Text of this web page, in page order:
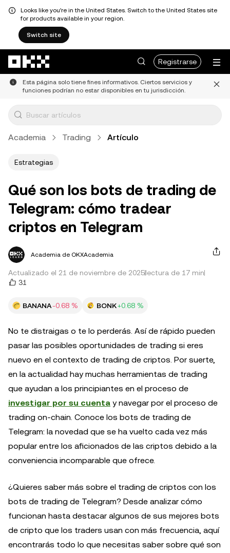
Looks like you're in the United States. Switch to the United States site
for products available in your region.
Switch site
Registrarse
Esta página solo tiene fines informativos. Ciertos servicios y
funciones podrían no estar disponibles en tu jurisdicción.
Academia Trading Artículo
Estrategias
Qué son los bots de trading de
Telegram: cómo tradear
criptos en Telegram
Academia de OKXAcademia
Actualizado el 21 de noviembre de 2025lectura de 17 min
31
BANANA-0.68 % BONK+0.68 %
No te distraigas o te lo perderás. Así de rápido pueden
pasar las posibles oportunidades de trading si eres
nuevo en el contexto de trading de criptos. Por suerte,
en la actualidad hay muchas herramientas de trading
que ayudan a los principiantes en el proceso de
investigar por su cuenta y navegar por el proceso de
trading on-chain. Conoce los bots de trading de
Telegram: la novedad que se ha vuelto cada vez más
popular entre los aficionados de las criptos debido a la
conveniencia incomparable que ofrece.
¿Quieres saber más sobre el trading de criptos con los
bots de trading de Telegram? Desde analizar cómo
funcionan hasta destacar algunos de sus mejores bots
de cripto que los traders usan con más frecuencia, aquí
encontrarás todo lo que necesitas saber sobre qué son